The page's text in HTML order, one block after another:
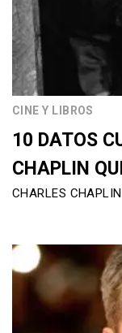
CINE Y LIBROS
10 DATOS
CHAPLIN
CHARLES